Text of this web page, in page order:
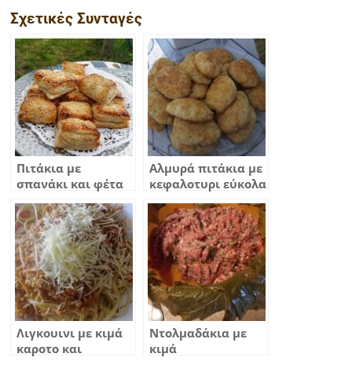
Σχετικές Συνταγές
Πιτάκια με
σπανάκι και φέτα
Αλμυρά πιτάκια με
κεφαλοτυρι εύκολα
Λιγκουινι με κιμά
καροτο και
Ντολμαδάκια με
κιμά